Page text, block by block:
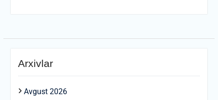
Arxivlar
Avgust 2026